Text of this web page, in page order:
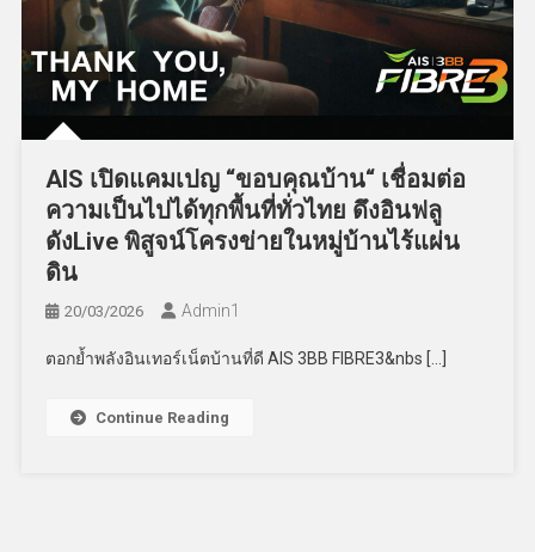
AIS เปิดแคมเปญ “ขอบคุณบ้าน“ เชื่อมต่อ
ความเป็นไปได้ทุกพื้นที่ทั่วไทย ดึงอินฟลู
ดังLive พิสูจน์โครงข่ายในหมู่บ้านไร้แผ่น
ดิน
20/03/2026 Admin​1
ตอกย้ำพลังอินเทอร์เน็ตบ้านที่ดี AIS 3BB FIBRE3&nbs […]
Continue Reading